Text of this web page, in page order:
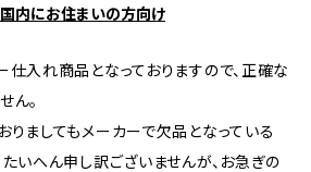
内にお住まいの方向け
仕入れ商品となっておりますので、正確な
ん。
りましてもメーカーで欠品となっている
いへん申し訳ございませんが、お急ぎの